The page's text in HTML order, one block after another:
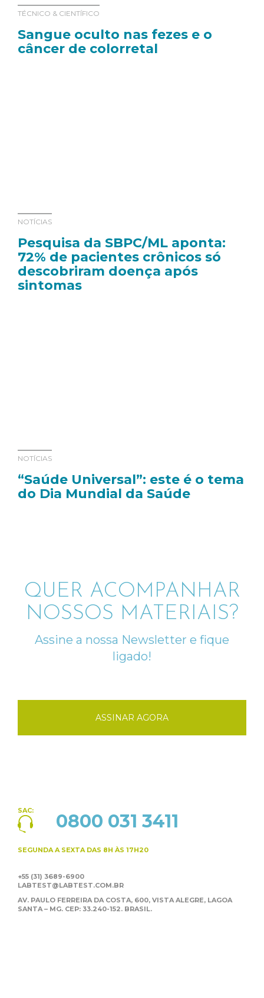
TÉCNICO & CIENTÍFICO
Sangue oculto nas fezes e o
câncer de colorretal
NOTÍCIAS
Pesquisa da SBPC/ML aponta:
72% de pacientes crônicos só
descobriram doença após
sintomas
NOTÍCIAS
“Saúde Universal”: este é o tema
do Dia Mundial da Saúde
QUER ACOMPANHAR
NOSSOS MATERIAIS?
Assine a nossa Newsletter e fique
ligado!
ASSINAR AGORA
SAC: 0800 031 3411
SEGUNDA A SEXTA DAS 8H ÀS 17H20
+55 (31) 3689-6900
LABTEST@LABTEST.COM.BR
AV. PAULO FERREIRA DA COSTA, 600, VISTA ALEGRE, LAGOA
SANTA – MG. CEP: 33.240-152. BRASIL.